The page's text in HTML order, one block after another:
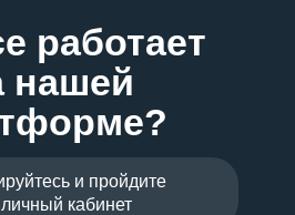
работает
нашей
и пройдите
кабинет